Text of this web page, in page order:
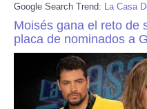
Google Search Trend: La Casa
Moisés gana el reto de
placa de nominados a